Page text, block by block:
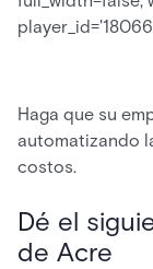
Haga que su
automatizando
costos.
Dé el
de Acre